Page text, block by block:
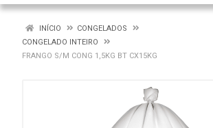
INÍCIO
CONGELADOS
CONGELADO INTEIRO
FRANGO S/M CONG 1,5KG BT CX15KG